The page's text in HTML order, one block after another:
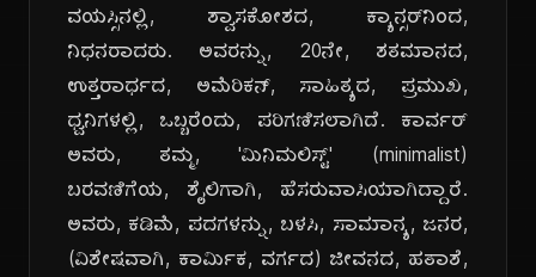
ವಯಸ್ಸಿನಲ್ಲಿ, ಶ್ವಾಸಕೋಶದ, ಕ್ಯಾನ್ಸರ್‌ನಿಂದ,
ನಿಧನರಾದರು. ಅವರನ್ನು, 20ನೇ, ಶತಮಾನದ,
ಉತ್ತರಾರ್ಧದ, ಅಮೆರಿಕನ್, ಸಾಹಿತ್ಯದ, ಪ್ರಮುಖ,
ಧ್ವನಿಗಳಲ್ಲಿ, ಒಬ್ಬರೆಂದು, ಪರಿಗಣಿಸಲಾಗಿದೆ. ಕಾರ್ವರ್
ಅವರು, ತಮ್ಮ, 'ಮಿನಿಮಲಿಸ್ಟ್' (minimalist)
ಬರವಣಿಗೆಯ, ಶೈಲಿಗಾಗಿ, ಹೆಸರುವಾಸಿಯಾಗಿದ್ದಾರೆ.
ಅವರು, ಕಡಿಮೆ, ಪದಗಳನ್ನು, ಬಳಸಿ, ಸಾಮಾನ್ಯ, ಜನರ,
(ವಿಶೇಷವಾಗಿ, ಕಾರ್ಮಿಕ, ವರ್ಗದ) ಜೀವನದ, ಹತಾಶೆ,